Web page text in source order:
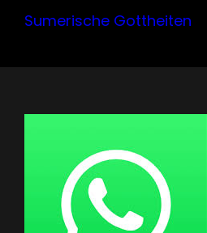
Sumerische Gottheiten